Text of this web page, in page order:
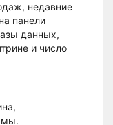
недавние
панели
данных,
и число